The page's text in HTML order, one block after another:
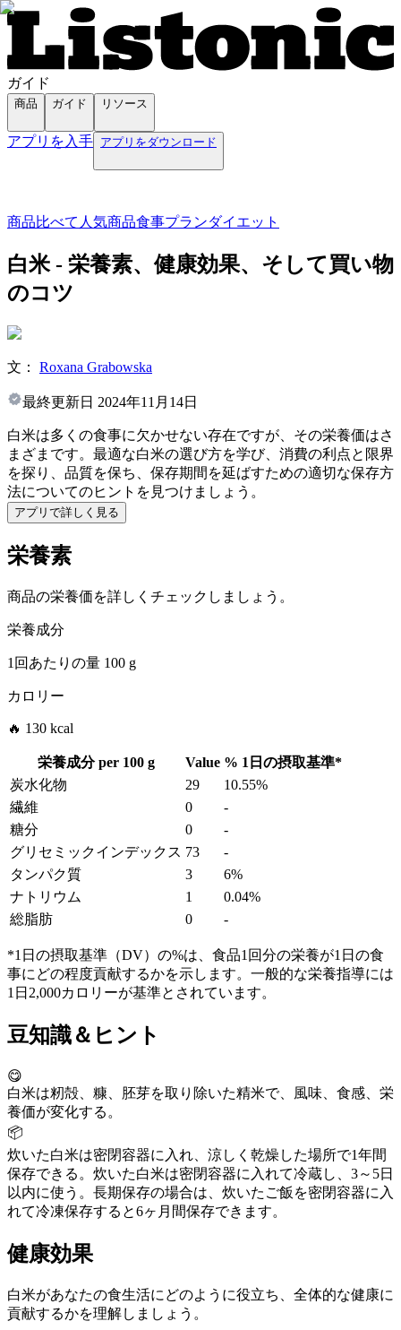
ガイド
商品 ガイド リソース
アプリを入手 アプリをダウンロード
商品比べて 人気商品食事プランダイエット
白米 - 栄養素、健康効果、そして買い物
のコツ
文： Roxana Grabowska
最終更新日 2024年11月14日
白米は多くの食事に欠かせない存在ですが、その栄養価はさ
まざまです。最適な白米の選び方を学び、消費の利点と限界
を探り、品質を保ち、保存期間を延ばすための適切な保存方
法についてのヒントを見つけましょう。
アプリで詳しく見る
栄養素
商品の栄養価を詳しくチェックしましょう。
栄養成分
1回あたりの量 100 g
カロリー
🔥 130 kcal
栄養成分 per 100 g Value % 1日の摂取基準*
炭水化物
29
10.55%
繊維
0
-
糖分
0
-
グリセミックインデックス 73
-
タンパク質
3
6%
ナトリウム
1
0.04%
総脂肪
0 -
*1日の摂取基準（DV）の%は、食品1回分の栄養が1日の食
事にどの程度貢献するかを示します。一般的な栄養指導には
1日2,000カロリーが基準とされています。
豆知識＆ヒント
😋
白米は籾殻、糠、胚芽を取り除いた精米で、風味、食感、栄
養価が変化する。
📦
炊いた白米は密閉容器に入れ、涼しく乾燥した場所で1年間
保存できる。炊いた白米は密閉容器に入れて冷蔵し、3～5日
以内に使う。長期保存の場合は、炊いたご飯を密閉容器に入
れて冷凍保存すると6ヶ月間保存できます。
健康効果
白米があなたの食生活にどのように役立ち、全体的な健康に
貢献するかを理解しましょう。